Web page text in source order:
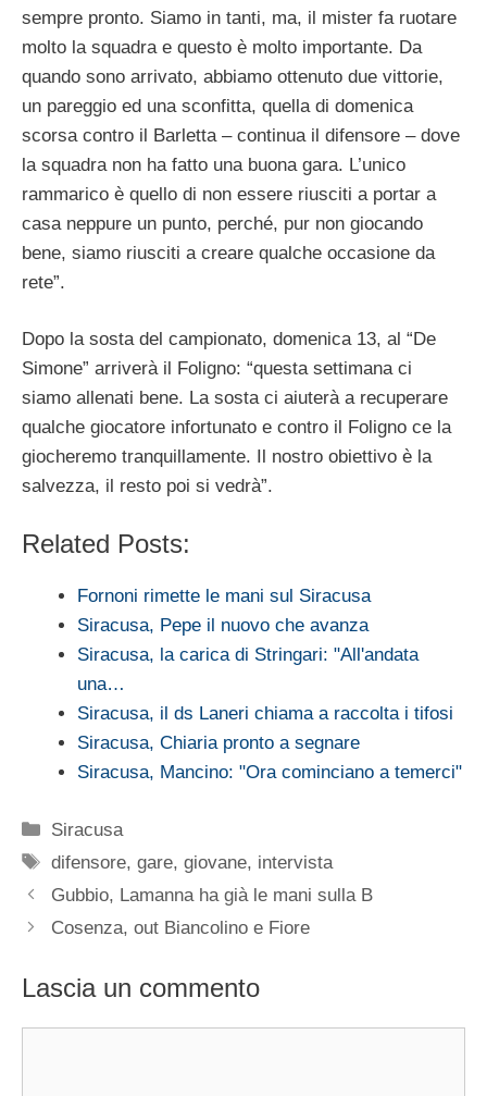
sempre pronto. Siamo in tanti, ma, il mister fa ruotare
molto la squadra e questo è molto importante. Da
quando sono arrivato, abbiamo ottenuto due vittorie,
un pareggio ed una sconfitta, quella di domenica
scorsa contro il Barletta – continua il difensore – dove
la squadra non ha fatto una buona gara. L’unico
rammarico è quello di non essere riusciti a portar a
casa neppure un punto, perché, pur non giocando
bene, siamo riusciti a creare qualche occasione da
rete”.
Dopo la sosta del campionato, domenica 13, al “De
Simone” arriverà il Foligno: “questa settimana ci
siamo allenati bene. La sosta ci aiuterà a recuperare
qualche giocatore infortunato e contro il Foligno ce la
giocheremo tranquillamente. Il nostro obiettivo è la
salvezza, il resto poi si vedrà”.
Related Posts:
Fornoni rimette le mani sul Siracusa
Siracusa, Pepe il nuovo che avanza
Siracusa, la carica di Stringari: "All'andata
una…
Siracusa, il ds Laneri chiama a raccolta i tifosi
Siracusa, Chiaria pronto a segnare
Siracusa, Mancino: "Ora cominciano a temerci"
Categorie
Siracusa
Tag
difensore,gare,giovane, intervista
Gubbio, Lamanna ha già le mani sulla B
Cosenza, out Biancolino e Fiore
Lascia un commento